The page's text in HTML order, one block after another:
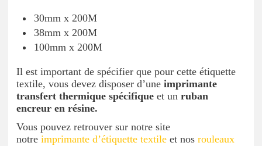
30mm x 200M
38mm x 200M
100mm x 200M
Il est important de spécifier que pour cette étiquette
textile, vous devez disposer d’une imprimante
transfert thermique spécifique et un ruban
encreur en résine.
Vous pouvez retrouver sur notre site
notre imprimante d’étiquette textile et nos rouleaux